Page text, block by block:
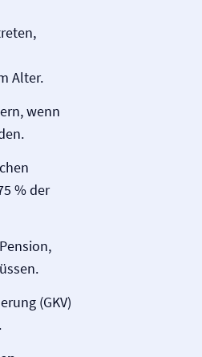
Alter.
wenn
% der
(GKV)
.